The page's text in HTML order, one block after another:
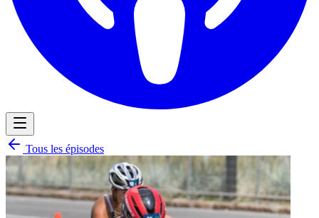
Tous les épisodes